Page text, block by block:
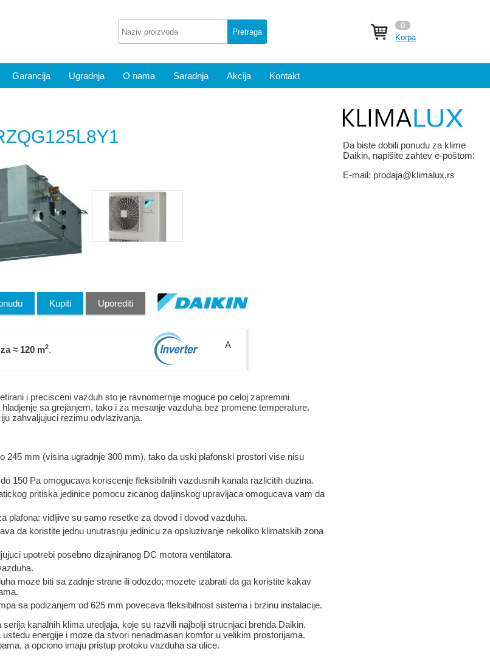
Pretraga
0
Korpa
Garancija Ugradnja O nama Saradnja Akcija Kontakt
Kupiti Uporediti
za ≈ 120 m2. A
i precisceni vazduh sto je ravnomernije moguce po celoj zapremini
sa grejanjem, tako i za mesanje vazduha bez promene temperature.
zahvaljujuci rezimu odvlazivanja.
245 mm (visina ugradnje 300 mm), tako da uski plafonski prostori vise nisu
150 Pa omogucava koriscenje fleksibilnih vazdusnih kanala razlicitih duzina.
pritiska jedinice pomocu zicanog daljinskog upravljaca omogucava vam da
plafona: vidljive su samo resetke za dovod i dovod vazduha.
da koristite jednu unutrasnju jedinicu za opsluzivanje nekoliko klimatskih zona
upotrebi posebno dizajniranog DC motora ventilatora.
moze biti sa zadnje strane ili odozdo; mozete izabrati da ga koristite kakav
sa podizanjem od 625 mm povecava fleksibilnost sistema i brzinu instalacije.
kanalnih klima uredjaja, koje su razvili najbolji strucnjaci brenda Daikin.
energije i moze da stvori nenadmasan komfor u velikim prostorijama.
a opciono imaju pristup protoku vazduha sa ulice.
Da biste dobili ponudu za klime
Daikin, napišite zahtev e-poštom:
E-mail: prodaja@klimalux.rs